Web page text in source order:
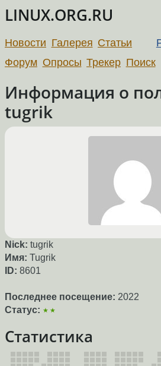
LINUX.ORG.RU
Новости Галерея Статьи
Форум Опросы Трекер Поиск
Информация о
tugrik
Nick: tugrik
Имя: Tugrik
ID: 8601
Последнее посещение: 2022
Статус: ★★
Статистика